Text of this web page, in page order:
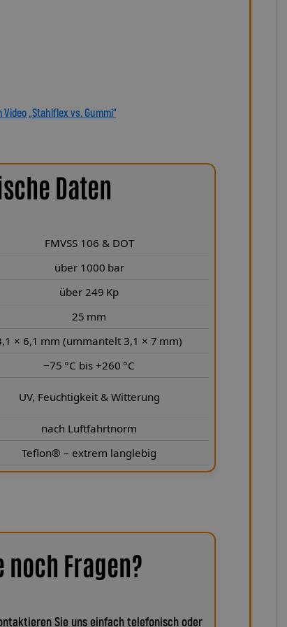
„Stahlflex vs. Gummi“
Daten
FMVSS 106 & DOT
über 1000 bar
über 249 Kp
25 mm
× 6,1 mm (ummantelt 3,1 × 7 mm)
−75 °C bis +260 °C
UV, Feuchtigkeit & Witterung
nach Luftfahrtnorm
Teflon® – extrem langlebig
noch Fragen?
Sie uns einfach telefonisch oder